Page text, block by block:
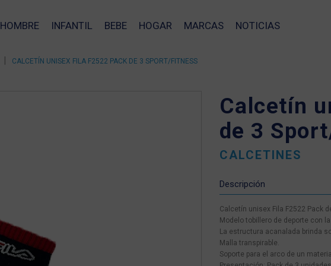
HOMBRE INFANTIL BEBE HOGAR MARCAS NOTICIAS
| CALCETÍN UNISEX FILA F2522 PACK DE 3 SPORT/FITNESS
Calcetín
de 3
CALCETINES
Descripción
Calcetín unisex Fila F2522 Pack
Modelo tobillero de deporte con
La estructura acanalada brinda
Malla transpirable.
Soporte para el arco de un